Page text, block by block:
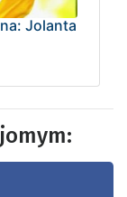
Jolanta